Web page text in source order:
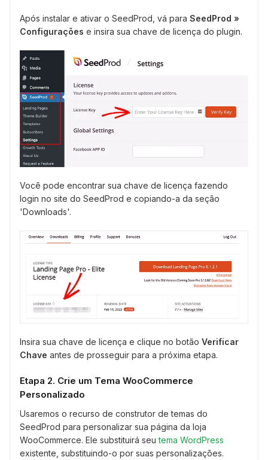
Após instalar e ativar o SeedProd, vá para SeedProd »
Configurações e insira sua chave de licença do plugin.
Você pode encontrar sua chave de licença fazendo
login no site do SeedProd e copiando-a da seção
'Downloads'.
Insira sua chave de licença e clique no botão Verificar
Chave antes de prosseguir para a próxima etapa.
Etapa 2. Crie um Tema WooCommerce
Personalizado
Usaremos o recurso de construtor de temas do
SeedProd para personalizar sua página da loja
WooCommerce. Ele substituirá seutema WordPress
existente, substituindo-o por suas personalizações.